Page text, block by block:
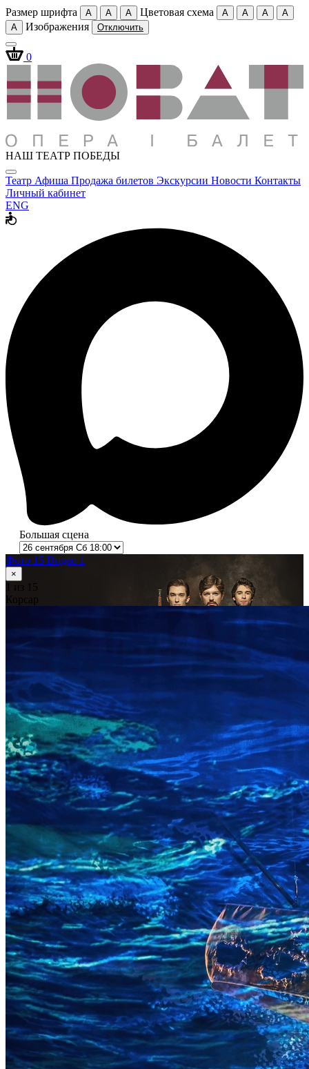
Размер шрифта A A A Цветовая схема A A A
A
A
Изображения Отключить
0
НАШ ТЕАТР ПОБЕДЫ
Театр Афиша Продажа билетов Экскурсии Новости Контакты
Личный кабинет
ENG
Большая сцена
Фото 15 Видео 1
×
из 15
Корсар